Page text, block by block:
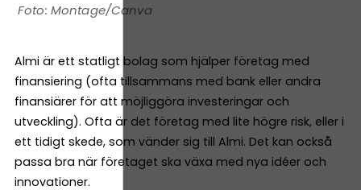
Montage/Canva
Almi är ett statligt bolag som hjälper företag med
finansiering (ofta tillsammans med bank eller andra
finansiärer för att möjliggöra investeringar och
utveckling). Ofta är det företag med lite högre risk, eller i
ett tidigt skede, som vänder sig till Almi. Det kan också
passa bra när företaget ska växa med nya idéer och
innovationer.